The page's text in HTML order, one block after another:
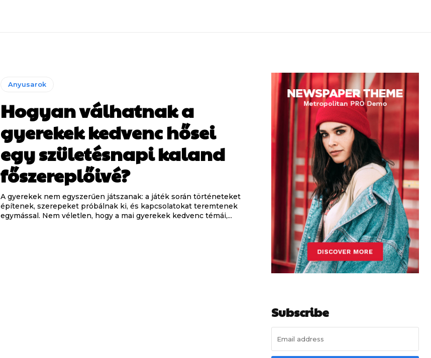
Anyusarok
Hogyan válhatnak a
gyerekek kedvenc hősei
egy születésnapi kaland
főszereplőivé?
A gyerekek nem egyszerűen játszanak: a játék során történeteket
építenek, szerepeket próbálnak ki, és kapcsolatokat teremtenek
egymással. Nem véletlen, hogy a mai gyerekek kedvenc témái,...
Subscribe